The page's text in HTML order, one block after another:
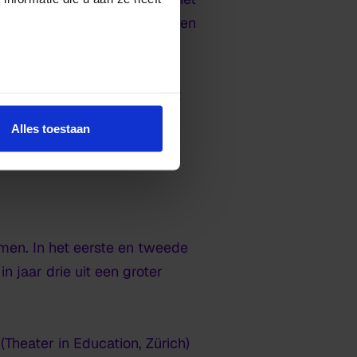
Alles toestaan
geen nostalgie, en open
je een fysieke kaart kunt
In het eerste en tweede
jaar drie uit een groter
in Education, Zürich)